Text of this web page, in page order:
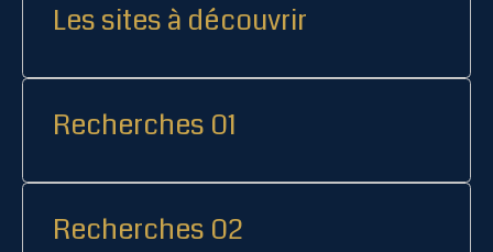
Les sites à découvrir
Recherches 01
Recherches 02